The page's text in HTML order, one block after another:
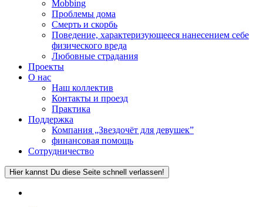
Mobbing
Проблемы дома
Смерть и скорбь
Поведение, характеризующееся нанесением себе
физического вреда
Любовные страдания
Проекты
О нас
Наш коллектив
Контакты и проезд
Практика
Поддержка
Компания „Звездочëт для девушек”
финансовая помощь
Сотрудничество
Hier kannst Du diese Seite schnell verlassen!